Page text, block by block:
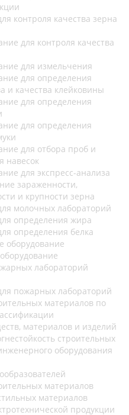
контроля качества зерна
для контроля качества
для измельчения
для определения
и качества клейковины
для определения
для определения
для отбора проб и
навесок
для экспресс-анализа
зараженности,
и крупности зерна
молочных лабораторий
определения жира
определения белка
оборудование
лабораторий
пожарных лабораторий
материалов по
материалов и изделий
строительных
оборудования
материалов
материалов
продукции